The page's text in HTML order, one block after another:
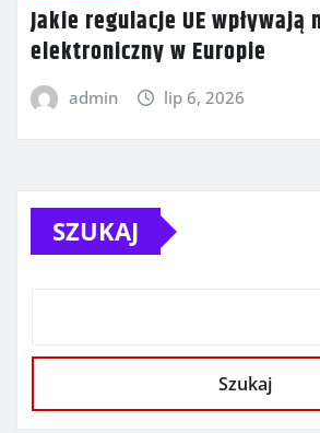
Jakie regulacje UE wpływają
elektroniczny w Europie
admin lip 6, 2026
SZUKAJ
Szukaj